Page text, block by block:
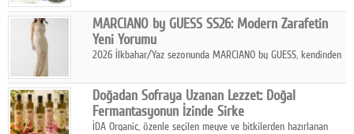
sanat ve eğitici aktivite ürünleriyle dinamik bir biçimde
geçiriyor.
MARCIANO by GUESS SS26: Modern Zarafetin
Yeni Yorumu
2026 İlkbahar/Yaz sezonunda MARCIANO by GUESS, kendinden
Doğadan Sofraya Uzanan Lezzet: Doğal
Fermantasyonun İzinde Sirke
İDA Organic, özenle seçilen meyve ve bitkilerden hazırlanan